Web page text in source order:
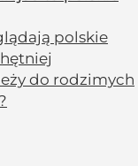
polskie
do rodzimych